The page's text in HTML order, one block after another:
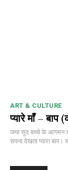
ART & CULTURE
प्यारे माँ – बाप
जया सूद बच्चे के आगमन का प्यारा सपना सजाती प्यारी माँ, उसकी किलकारियों का मीठा